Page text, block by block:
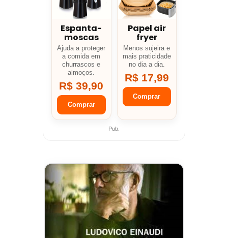
Espanta-
moscas
Ajuda a proteger
a comida em
churrascos e
almoços.
R$ 39,90
Comprar
Papel air
fryer
Menos sujeira e
mais praticidade
no dia a dia.
R$ 17,99
Comprar
Pub.